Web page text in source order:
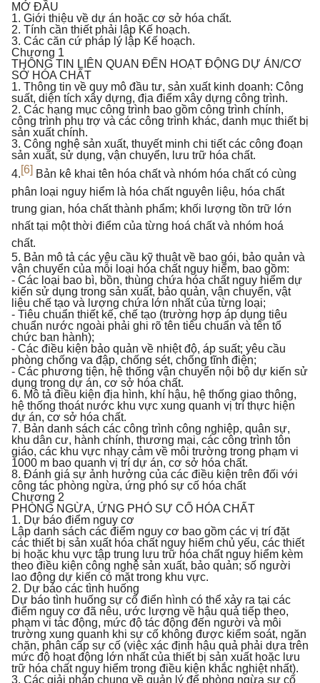
MỞ ĐẦU
1. Giới thiệu về dự án hoặc cơ sở hóa chất.
2. Tính cần thiết phải lập Kế hoạch.
3. Các căn cứ pháp lý lập Kế hoạch.
Chương 1
THÔNG TIN LIÊN QUAN ĐẾN HOẠT ĐỘNG DỰ ÁN/CƠ
SỞ HÓA CHẤT
1. Thông tin về quy mô đầu tư, sản xuất kinh doanh: Công
suất, diện tích xây dựng, địa điểm xây dựng công trình.
2. Các hạng mục công trình bao gồm công trình chính,
công trình phụ trợ và các công trình khác, danh mục thiết bị
sản xuất chính.
3. Công nghệ sản xuất, thuyết minh chi tiết các công đoạn
sản xuất, sử dụng, vận chuyển, lưu trữ hóa chất.
4.[6] Bản kê khai tên hóa chất và nhóm hóa chất có cùng
phân loại nguy hiểm là hóa chất nguyên liệu, hóa chất
trung gian, hóa chất thành phẩm; khối lượng tồn trữ lớn
nhất tại một thời điểm của từng hoá chất và nhóm hoá
chất.
5. Bản mô tả các yêu cầu kỹ thuật về bao gói, bảo quản và
vận chuyển của mỗi loại hóa chất nguy hiểm, bao gồm:
- Các loại bao bì, bồn, thùng chứa hóa chất nguy hiểm dự
kiến sử dụng trong sản xuất, bảo quản, vận chuyển, vật
liệu chế tạo và lượng chứa lớn nhất của từng loại;
- Tiêu chuẩn thiết kế, chế tạo (trường hợp áp dụng tiêu
chuẩn nước ngoài phải ghi rõ tên tiêu chuẩn và tên tổ
chức ban hành);
- Các điều kiện bảo quản về nhiệt độ, áp suất; yêu cầu
phòng chống va đập, chống sét, chống tĩnh điện;
- Các phương tiện, hệ thống vận chuyển nội bộ dự kiến sử
dụng trong dự án, cơ sở hóa chất.
6. Mô tả điều kiện địa hình, khí hậu, hệ thống giao thông,
hệ thống thoát nước khu vực xung quanh vị trí thực hiện
dự án, cơ sở hóa chất.
7. Bản danh sách các công trình công nghiệp, quân sự,
khu dân cư, hành chính, thương mại, các công trình tôn
giáo, các khu vực nhạy cảm về môi trường trong phạm vi
1000 m bao quanh vị trí dự án, cơ sở hóa chất.
8. Đánh giá sự ảnh hưởng của các điều kiện trên đối với
công tác phòng ngừa, ứng phó sự cố hóa chất
Chương 2
PHÒNG NGỪA, ỨNG PHÓ SỰ CỐ HÓA CHẤT
1. Dự báo điểm nguy cơ
Lập danh sách các điểm nguy cơ bao gồm các vị trí đặt
các thiết bị sản xuất hóa chất nguy hiểm chủ yếu, các thiết
bị hoặc khu vực tập trung lưu trữ hóa chất nguy hiểm kèm
theo điều kiện công nghệ sản xuất, bảo quản; số người
lao động dự kiến có mặt trong khu vực.
2. Dự báo các tình huống
Dự báo tình huống sự cố điển hình có thể xảy ra tại các
điểm nguy cơ đã nêu, ước lượng về hậu quả tiếp theo,
phạm vi tác động, mức độ tác động đến người và môi
trường xung quanh khi sự cố không được kiểm soát, ngăn
chặn, phân cấp sự cố (việc xác định hậu quả phải dựa trên
mức độ hoạt động lớn nhất của thiết bị sản xuất hoặc lưu
trữ hóa chất nguy hiểm trong điều kiện khắc nghiệt nhất).
3. Các giải pháp chung về quản lý để phòng ngừa sự cố